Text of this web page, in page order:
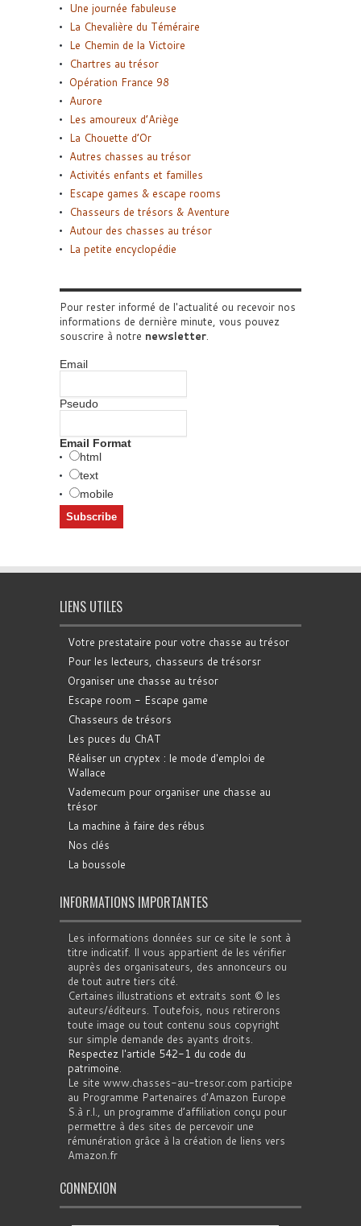
Une journée fabuleuse
La Chevalière du Téméraire
Le Chemin de la Victoire
Chartres au trésor
Opération France 98
Aurore
Les amoureux d’Ariège
La Chouette d’Or
Autres chasses au trésor
Activités enfants et familles
Escape games & escape rooms
Chasseurs de trésors & Aventure
Autour des chasses au trésor
La petite encyclopédie
Pour rester informé de l'actualité ou recevoir nos
informations de dernière minute, vous pouvez
souscrire à notre newsletter.
Email
Pseudo
Email Format
html
text
mobile
LIENS UTILES
Votre prestataire pour votre chasse au trésor
Pour les lecteurs, chasseurs de trésorsr
Organiser une chasse au trésor
Escape room - Escape game
Chasseurs de trésors
Les puces du ChAT
Réaliser un cryptex : le mode d'emploi de
Wallace
Vademecum pour organiser une chasse au
trésor
La machine à faire des rébus
Nos clés
La boussole
INFORMATIONS IMPORTANTES
Les informations données sur ce site le sont à
titre indicatif. Il vous appartient de les vérifier
auprès des organisateurs, des annonceurs ou
de tout autre tiers cité.
Certaines illustrations et extraits sont © les
auteurs/éditeurs. Toutefois, nous retirerons
toute image ou tout contenu sous copyright
sur simple demande des ayants droits.
Respectez l'article 542-1 du code du
patrimoine.
Le site www.chasses-au-tresor.com participe
au Programme Partenaires d’Amazon Europe
S.à r.l., un programme d’affiliation conçu pour
permettre à des sites de percevoir une
rémunération grâce à la création de liens vers
Amazon.fr
CONNEXION